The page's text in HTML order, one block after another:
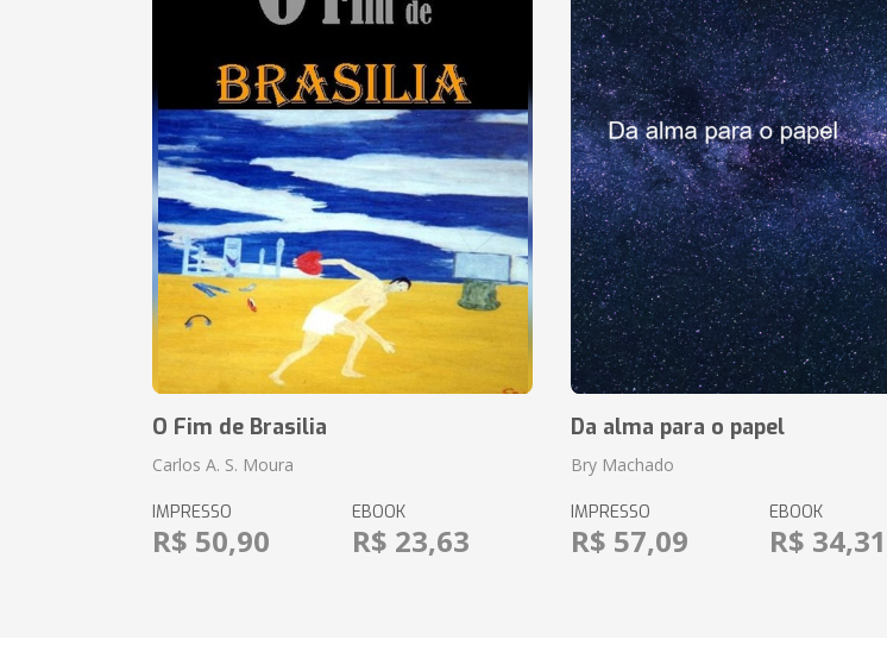
O Fim de Brasilia
Carlos A. S. Moura
IMPRESSO
R$ 50,90
EBOOK
R$ 23,63
Da alma para o papel
Bry Machado
IMPRESSO
R$ 57,09
EBOOK
R$ 34,31